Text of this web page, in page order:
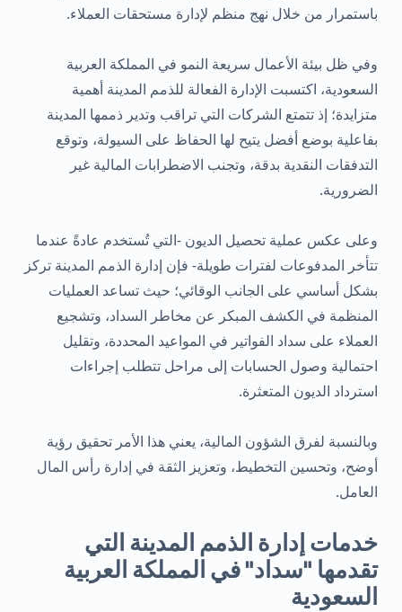
باستمرار من خلال نهج منظم لإدارة مستحقات العملاء.
وفي ظل بيئة الأعمال سريعة النمو في المملكة العربية
السعودية، اكتسبت الإدارة الفعالة للذمم المدينة أهمية
متزايدة؛ إذ تتمتع الشركات التي تراقب وتدير ذممها المدينة
بفاعلية بوضع أفضل يتيح لها الحفاظ على السيولة، وتوقع
التدفقات النقدية بدقة، وتجنب الاضطرابات المالية غير
الضرورية.
وعلى عكس عملية تحصيل الديون -التي تُستخدم عادةً عندما
تتأخر المدفوعات لفترات طويلة- فإن إدارة الذمم المدينة تركز
بشكل أساسي على الجانب الوقائي؛ حيث تساعد العمليات
المنظمة في الكشف المبكر عن مخاطر السداد، وتشجيع
العملاء على سداد الفواتير في المواعيد المحددة، وتقليل
احتمالية وصول الحسابات إلى مراحل تتطلب إجراءات
استرداد الديون المتعثرة.
وبالنسبة لفرق الشؤون المالية، يعني هذا الأمر تحقيق رؤية
أوضح، وتحسين التخطيط، وتعزيز الثقة في إدارة رأس المال
العامل.
خدمات إدارة الذمم المدينة التي
تقدمها "سداد" في المملكة العربية
السعودية